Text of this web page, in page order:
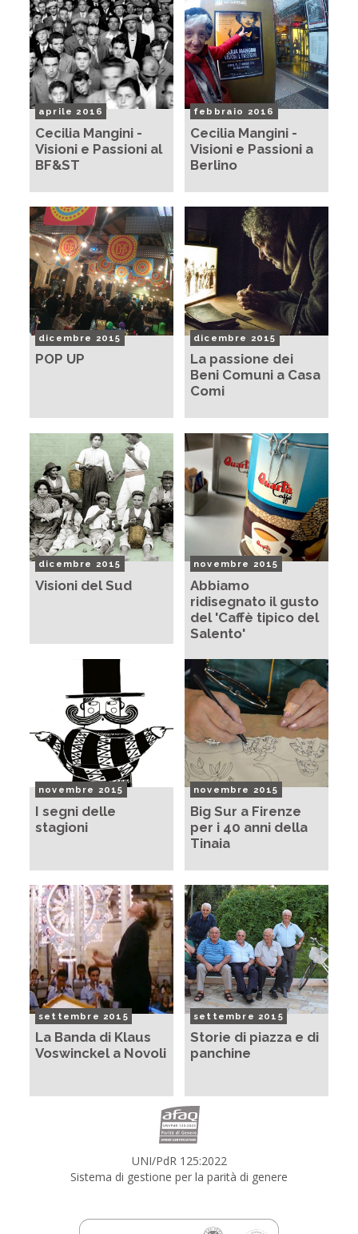
aprile 2016
Cecilia Mangini -
Visioni e Passioni al
BF&ST
febbraio 2016
Cecilia Mangini -
Visioni e Passioni a
Berlino
dicembre 2015
POP UP
dicembre 2015
La passione dei
Beni Comuni a Casa
Comi
dicembre 2015
Visioni del Sud
novembre 2015
Abbiamo
ridisegnato il gusto
del 'Caffè tipico del
Salento'
novembre 2015
I segni delle
stagioni
novembre 2015
Big Sur a Firenze
per i 40 anni della
Tinaia
settembre 2015
La Banda di Klaus
Voswinckel a Novoli
settembre 2015
Storie di piazza e di
panchine
UNI/PdR 125:2022
Sistema di gestione per la parità di genere